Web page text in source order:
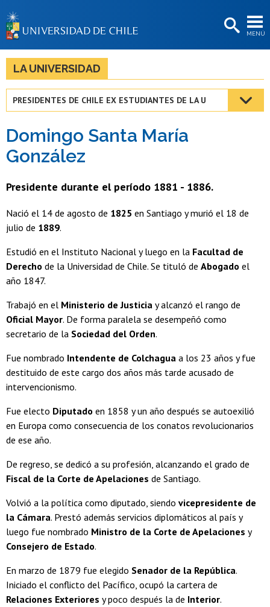
MENÚ
BIBLIOTECAS
LA UNIVERSIDAD
Estudiantes
Académicas/os
Egresadas/os
LA UNIVERSIDAD
PRESIDENTES DE CHILE EX ESTUDIANTES DE LA U
Domingo Santa María
González
Presidente durante el período 1881 - 1886.
Nació el 14 de agosto de 1825 en Santiago y murió el 18 de
julio de 1889.
Estudió en el Instituto Nacional y luego en la Facultad de
Derecho de la Universidad de Chile. Se tituló de Abogado el
año 1847.
Trabajó en el Ministerio de Justicia y alcanzó el rango de
Oficial Mayor. De forma paralela se desempeñó como
secretario de la Sociedad del Orden.
Fue nombrado Intendente de Colchagua a los 23 años y fue
destituido de este cargo dos años más tarde acusado de
intervencionismo.
Fue electo Diputado en 1858 y un año después se autoexilió
en Europa como consecuencia de los conatos revolucionarios
de ese año.
De regreso, se dedicó a su profesión, alcanzando el grado de
Fiscal de la Corte de Apelaciones de Santiago.
Volvió a la política como diputado, siendo vicepresidente de
la Cámara. Prestó además servicios diplomáticos al país y
luego fue nombrado Ministro de la Corte de Apelaciones y
Consejero de Estado.
En marzo de 1879 fue elegido Senador de la República.
Iniciado el conflicto del Pacífico, ocupó la cartera de
Relaciones Exteriores y poco después la de Interior.